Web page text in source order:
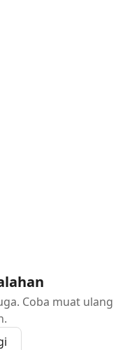
Coba muat ulang